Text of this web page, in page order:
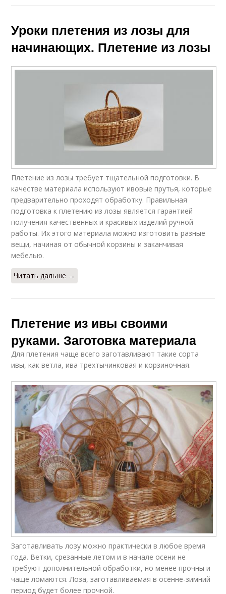
Уроки плетения из лозы для
начинающих. Плетение из лозы
Плетение из лозы требует тщательной подготовки. В
качестве материала используют ивовые прутья, которые
предварительно проходят обработку. Правильная
подготовка к плетению из лозы является гарантией
получения качественных и красивых изделий ручной
работы. Их этого материала можно изготовить разные
вещи, начиная от обычной корзины и заканчивая
мебелью.
Читать дальше →
Плетение из ивы своими
руками. Заготовка материала
Для плетения чаще всего заготавливают такие сорта
ивы, как ветла, ива трехтычинковая и корзиночная.
Заготавливать лозу можно практически в любое время
года. Ветки, срезанные летом и в начале осени не
требуют дополнительной обработки, но менее прочны и
чаще ломаются. Лоза, заготавливаемая в осенне-зимний
период будет более прочной.